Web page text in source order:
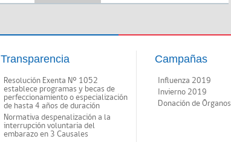
Transparencia
Resolución Exenta Nº 1052
establece programas y becas de
perfeccionamiento o especialización
de hasta 4 años de duración
Normativa despenalización a la
interrupción voluntaria del
embarazo en 3 Causales
Campañas
Influenza 2019
Invierno 2019
Donación de Órganos